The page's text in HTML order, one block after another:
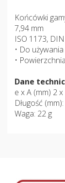
Końcówki
7,94 mm
ISO 1173,
• Do
•
Dane
e x A (mm) 2
Długość (mm):
Waga: 22 g